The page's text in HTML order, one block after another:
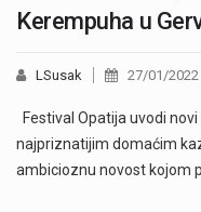
Kerempuha u
LSusak 27/01/2022
Festival Opatija uvodi
najpriznatijim domaćim
ambicioznu novost kojom